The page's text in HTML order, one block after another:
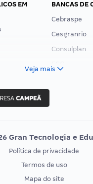
EM
BANCAS DE
Cebraspe
Cesgranrio
Consulplan
Vunesp
EXAME DE
Veja mais
Gran Tecnologia e
Política de privacidade
Termos de uso
Mapa do site